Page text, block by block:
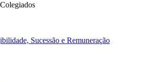
Sucessão e Remuneração